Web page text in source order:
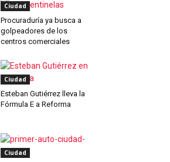
Ciudad
Procuraduría ya busca a
golpeadores de los
centros comerciales
Ciudad
Esteban Gutiérrez lleva la
Fórmula E a Reforma
Ciudad